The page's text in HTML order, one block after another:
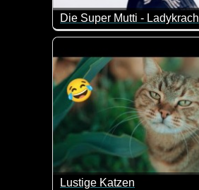
Die Super Mutti -
Schon übel, wenn die
Lustige Katzen